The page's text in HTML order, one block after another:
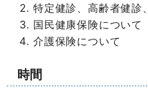
特定健診、高齢者健診
国民健康保険について
介護保険について
時間